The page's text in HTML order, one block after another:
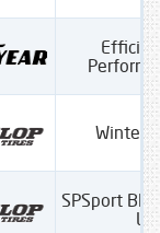
Winter
SPSport